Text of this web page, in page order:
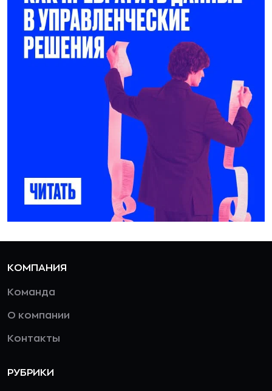
КОМПАНИЯ
Команда
О компании
Контакты
РУБРИКИ